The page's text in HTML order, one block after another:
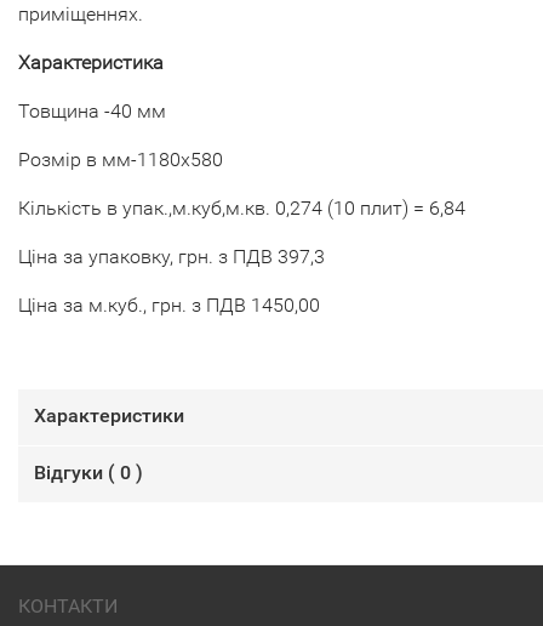
приміщеннях.
Характеристика
Товщина -40 мм
Розмір в мм-1180х580
Кількість в упак.,м.куб,м.кв. 0,274 (10 плит) = 6,84
Ціна за упаковку, грн. з ПДВ 397,3
Ціна за м.куб., грн. з ПДВ 1450,00
Характеристики
Відгуки ( 0 )
КОНТАКТИ